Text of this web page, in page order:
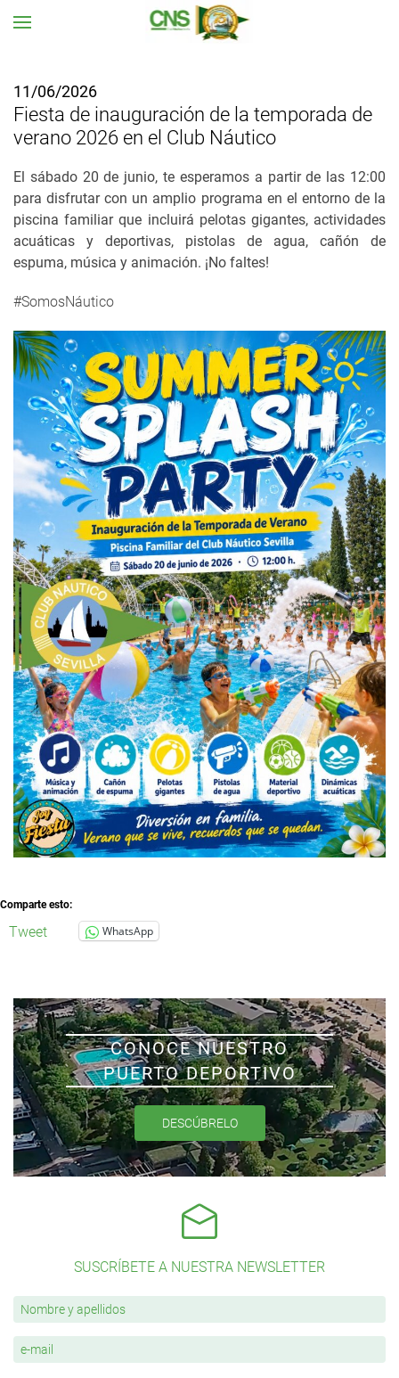
11/06/2026
Fiesta de inauguración de la temporada de
verano 2026 en el Club Náutico
El sábado 20 de junio, te esperamos a partir de las 12:00
para disfrutar con un amplio programa en el entorno de la
piscina familiar que incluirá pelotas gigantes, actividades
acuáticas y deportivas, pistolas de agua, cañón de
espuma, música y animación. ¡No faltes!
#SomosNáutico
Comparte esto:
Tweet WhatsApp
CONOCE NUESTRO
PUERTO DEPORTIVO
DESCÚBRELO
SUSCRÍBETE A NUESTRA NEWSLETTER